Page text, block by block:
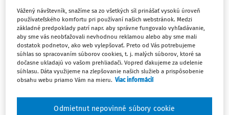
Kam kráča BOZP?
Riziká pri zásahu hasičov v obytných objektoch
využívajúcich alternatívne zdroje energie - slnečná
Vážený návštevník, snažíme sa zo všetkých síl prinášať vysokú úroveň
používateľského komfortu pri používaní našich webstránok. Medzi
základné predpoklady patrí napr. aby správne fungovalo vyhľadávanie,
aby sme vás neobťažovali nevhodnou reklamou alebo aby sme mali
dostatok podnetov, ako web vylepšovať. Preto od Vás potrebujeme
súhlas so spracovaním súborov cookies, t. j. malých súborov, ktoré sa
dočasne ukladajú vo vašom prehliadači. Vopred ďakujeme za udelenie
súhlasu. Dáta využijeme na zlepšovanie našich služieb a prispôsobenie
obsahu webu priamo Vám na mieru. Viac informácií
Odmietnut nepovinné súbory cookie